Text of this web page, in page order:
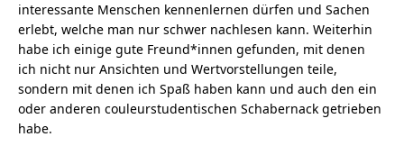
interessante Menschen kennenlernen dürfen und Sachen
erlebt, welche man nur schwer nachlesen kann. Weiterhin
habe ich einige gute Freund*innen gefunden, mit denen
ich nicht nur Ansichten und Wertvorstellungen teile,
sondern mit denen ich Spaß haben kann und auch den ein
oder anderen couleurstudentischen Schabernack getrieben
habe.